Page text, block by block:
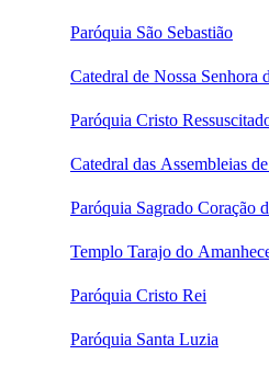
Paróquia São Sebastião
Catedral de Nossa Senhora
Paróquia Cristo
Catedral das Assembleias
Paróquia Sagrado Coração
Templo Tarajo do
Paróquia Cristo Rei
Paróquia Santa Luzia